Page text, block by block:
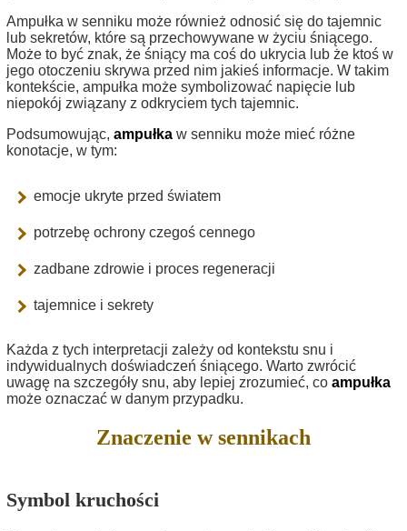
Ampułka w senniku może również odnosić się do tajemnic
lub sekretów, które są przechowywane w życiu śniącego.
Może to być znak, że śniący ma coś do ukrycia lub że ktoś w
jego otoczeniu skrywa przed nim jakieś informacje. W takim
kontekście, ampułka może symbolizować napięcie lub
niepokój związany z odkryciem tych tajemnic.
Podsumowując, ampułka w senniku może mieć różne
konotacje, w tym:
emocje ukryte przed światem
potrzebę ochrony czegoś cennego
zadbane zdrowie i proces regeneracji
tajemnice i sekrety
Każda z tych interpretacji zależy od kontekstu snu i
indywidualnych doświadczeń śniącego. Warto zwrócić
uwagę na szczegóły snu, aby lepiej zrozumieć, co ampułka
może oznaczać w danym przypadku.
Znaczenie w sennikach
Symbol kruchości